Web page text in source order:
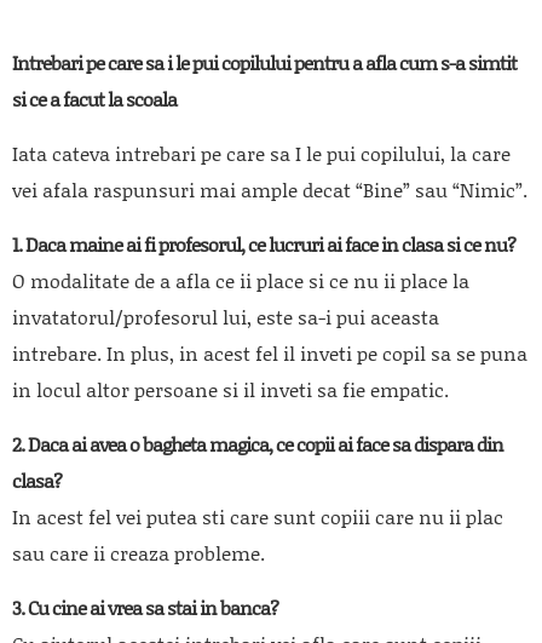
Intrebari pe care sa i le pui copilului pentru a afla cum s-a simtit
si ce a facut la scoala
Iata cateva intrebari pe care sa I le pui copilului, la care
vei afala raspunsuri mai ample decat “Bine” sau “Nimic”.
1. Daca maine ai fi profesorul, ce lucruri ai face in clasa si ce nu?
O modalitate de a afla ce ii place si ce nu ii place la
invatatorul/profesorul lui, este sa-i pui aceasta
intrebare. In plus, in acest fel il inveti pe copil sa se puna
in locul altor persoane si il inveti sa fie empatic.
2. Daca ai avea o bagheta magica, ce copii ai face sa dispara din
clasa?
In acest fel vei putea sti care sunt copiii care nu ii plac
sau care ii creaza probleme.
3. Cu cine ai vrea sa stai in banca?